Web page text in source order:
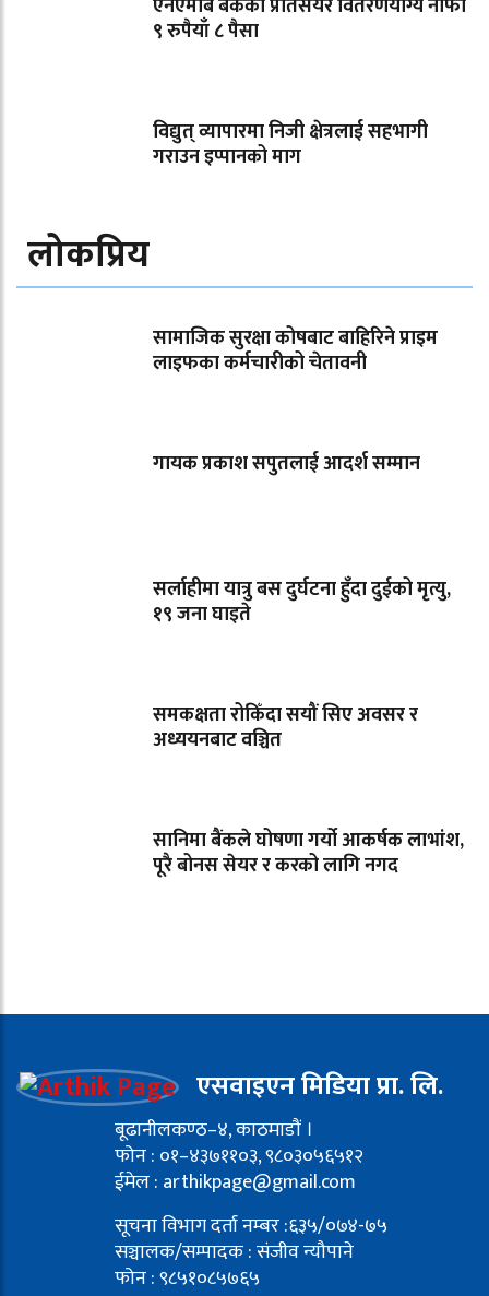
९ रुपैयाँ ८ पैसा
विद्युत् व्यापारमा निजी क्षेत्रलाई सहभागी
गराउन इप्पानको माग
लोकप्रिय
सामाजिक सुरक्षा कोषबाट बाहिरिने प्राइम
लाइफका कर्मचारीको चेतावनी
गायक प्रकाश सपुतलाई आदर्श सम्मान
सर्लाहीमा यात्रु बस दुर्घटना हुँदा दुईको मृत्यु,
१९ जना घाइते
समकक्षता रोकिँदा सयौं सिए अवसर र
अध्ययनबाट वञ्चित
सानिमा बैंकले घोषणा गर्यो आकर्षक लाभांश,
पूरै बोनस सेयर र करको लागि नगद
एसवाइएन मिडिया प्रा. लि.
बूढानीलकण्ठ–४, काठमाडौं ।
फोन : ०१–४३७११०३, ९८०३०५६५१२
ईमेल : arthikpage@gmail.com
सूचना विभाग दर्ता नम्बर :६३५/०७४-७५
सञ्चालक/सम्पादक : संजीव न्यौपाने
फोन : ९८५१०८५७६५